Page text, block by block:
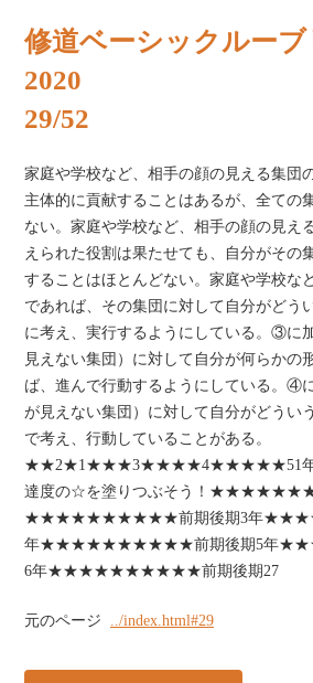
修道ベーシックルー
2020
29/52
家庭や学校など、相手の顔の見える集団
主体的に貢献することはあるが、全ての
ない。家庭や学校など、相手の顔の見え
えられた役割は果たせても、自分がその
することはほとんどない。家庭や学校な
であれば、その集団に対して自分がどう
に考え、実行するようにしている。③に
見えない集団）に対して自分が何らかの
ば、進んで行動するようにしている。④
が見えない集団）に対して自分がどうい
で考え、行動していることがある。
★★2★1★★★3★★★★4★★★★★51年
達度の☆を塗りつぶそう！
★★★★★★★★★★前期後期3年
年★★★★★★★★★★前期後期5年
6年★★★★★★★★★★前期後期27
元のページ ../index.html#29